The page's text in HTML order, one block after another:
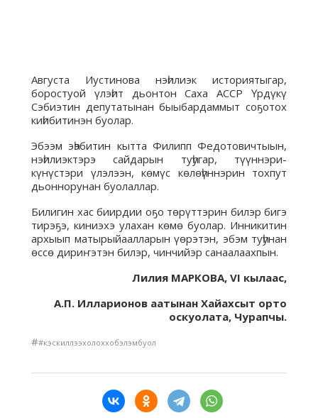
Августа Иустинова нэһилиэк историятыгар,
боростуой үлэһит дьонтон Саха АССР Үрдүкү
Сэбиэтин депутатынан быыбардаммыт соҕотох
киһибитинэн буолар.
Эбээм эһэбитин кытта Филипп Федотовичтыын,
нэһилиэктэрэ сайдарын туһугар, түүннэри-
күнүстэри үлэлээн, көмүс көлөһүннэрин тохпут
дьоннорунан буолаллар.
Билигин хас биирдии оҕо төрүттэрин билэр бигэ
тирэҕэ, киниэхэ улахан көмө буолар. Инникитин
архыып матырыйаалларын үөрэтэн, эбэм туһунан
өссө дириҥэтэн билэр, чинчийэр санаалаахпын.
Лилия МАРКОВА, VI кылаас,
А.П. Илларионов аатынан Хайахсыт орто
оскуолата, Чурапчы.
##кэскиллээхолоххобэлэмбуол